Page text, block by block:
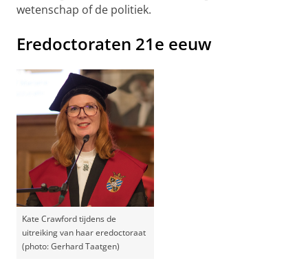
wetenschap of de politiek.
Eredoctoraten 21e eeuw
Kate Crawford tijdens de
uitreiking van haar eredoctoraat
(photo: Gerhard Taatgen)